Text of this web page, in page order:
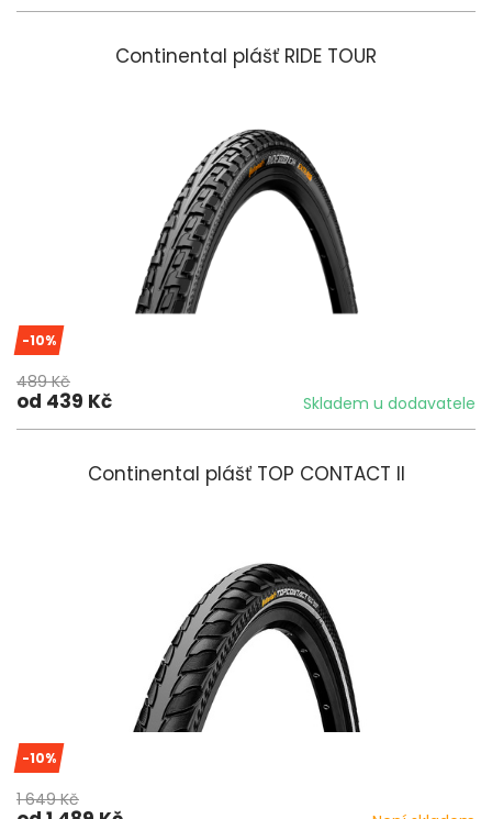
Continental plášť RIDE TOUR
-10%
489 Kč
od 439 Kč Skladem u dodavatele
Continental plášť TOP CONTACT II
-10%
1 649 Kč